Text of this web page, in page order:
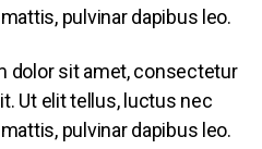
pulvinar dapibus leo.
dolor sit amet, consectetur
Ut elit tellus, luctus nec
pulvinar dapibus leo.